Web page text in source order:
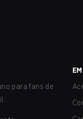
para fans de